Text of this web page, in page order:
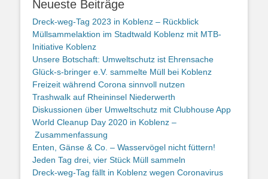
Neueste Beiträge
Dreck-weg-Tag 2023 in Koblenz – Rückblick
Müllsammelaktion im Stadtwald Koblenz mit MTB-
Initiative Koblenz
Unsere Botschaft: Umweltschutz ist Ehrensache
Glück-s-bringer e.V. sammelte Müll bei Koblenz
Freizeit während Corona sinnvoll nutzen
Trashwalk auf Rheininsel Niederwerth
Diskussionen über Umweltschutz mit Clubhouse App
World Cleanup Day 2020 in Koblenz –
Zusammenfassung
Enten, Gänse & Co. – Wasservögel nicht füttern!
Jeden Tag drei, vier Stück Müll sammeln
Dreck-weg-Tag fällt in Koblenz wegen Coronavirus